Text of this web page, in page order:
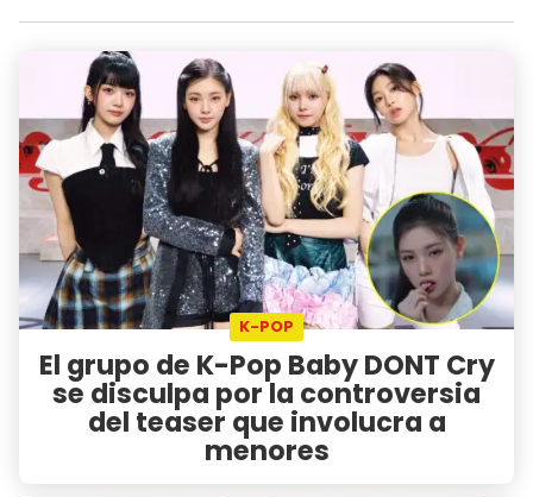
K-POP
El grupo de K-Pop Baby DONT Cry
se disculpa por la controversia
del teaser que involucra a
menores